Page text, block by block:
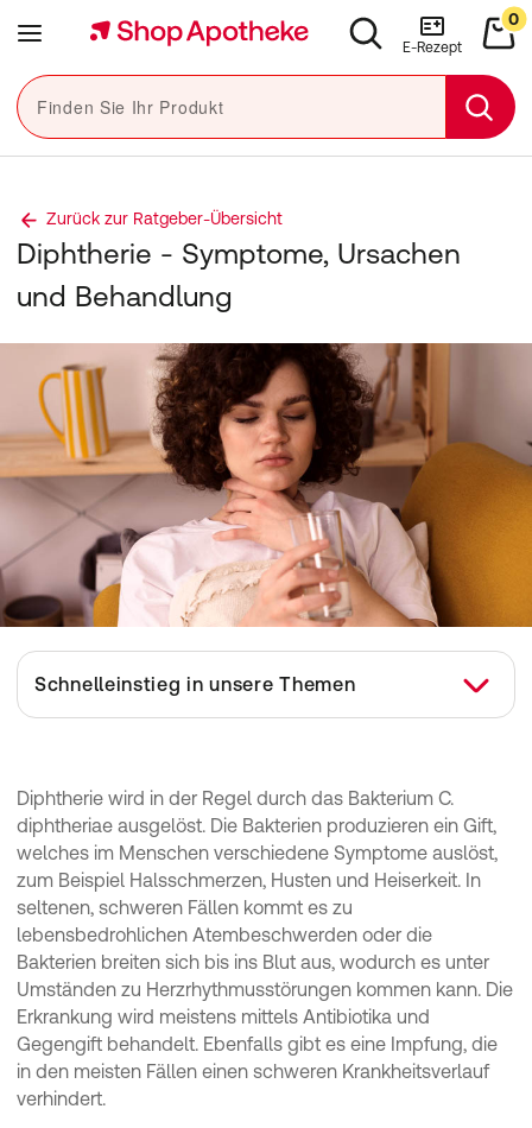
Menü
SuchenE-Rezept
0
Finden Sie Ihr Produkt
navigation
Close navigation
Zurück zur Ratgeber-Übersicht
Diphtherie - Symptome, Ursachen
und Behandlung
Schnelleinstieg in unsere Themen
Was sind die Symptome von Diphtherie?
Wie entsteht Diphtherie?
Wie wird eine Diphtherie diagnostiziert?
Wie wird eine Diphtherie behandelt?
Was können Sie selbst bei Diphtherie tun?
Diphtherie wird in der Regel durch das Bakterium C.
diphtheriae ausgelöst. Die Bakterien produzieren ein Gift,
welches im Menschen verschiedene Symptome auslöst,
zum Beispiel Halsschmerzen, Husten und Heiserkeit. In
seltenen, schweren Fällen kommt es zu
lebensbedrohlichen Atembeschwerden oder die
Bakterien breiten sich bis ins Blut aus, wodurch es unter
Umständen zu Herzrhythmusstörungen kommen kann. Die
Erkrankung wird meistens mittels Antibiotika und
Gegengift behandelt. Ebenfalls gibt es eine Impfung, die
in den meisten Fällen einen schweren Krankheitsverlauf
verhindert.